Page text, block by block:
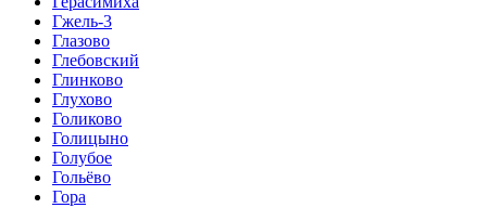
Гжель-3
Глазово
Глебовский
Глинково
Глухово
Голиково
Голицыно
Голубое
Гольёво
Гора